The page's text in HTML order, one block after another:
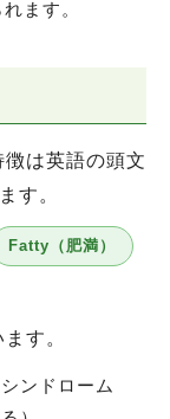
ます。
は英語の頭文
す。
Fatty（肥満）
す。
ンドローム